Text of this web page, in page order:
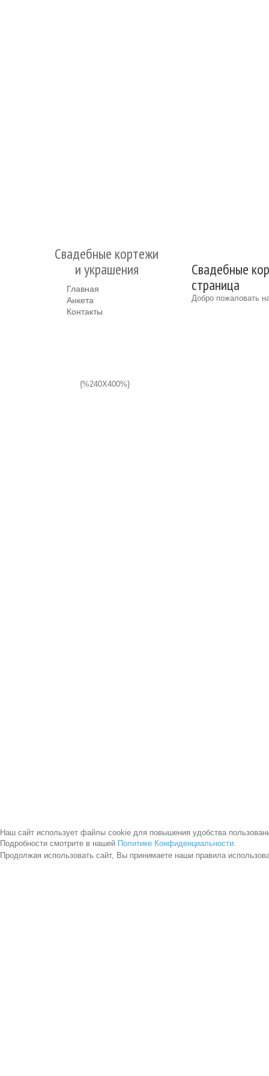
Свадебные кортежи
и украшения
Главная
Анкета
Контакты
{%240X400%}
Свадебные
страница
Добро пожаловать
Наш сайт использует файлы cookie для повышения удобства
Подробности смотрите в нашей Политике Конфиденциальности.
Продолжая использовать сайт, Вы принимаете наши правила